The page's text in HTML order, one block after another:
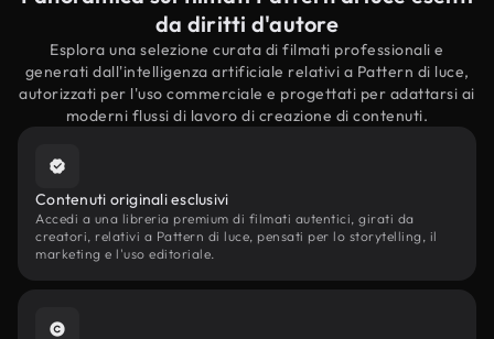
da diritti d'autore
Esplora una selezione curata di filmati professionali e
generati dall'intelligenza artificiale relativi a Pattern di luce,
autorizzati per l'uso commerciale e progettati per adattarsi ai
moderni flussi di lavoro di creazione di contenuti.
Contenuti originali esclusivi
Accedi a una libreria premium di filmati autentici, girati da
creatori, relativi a Pattern di luce, pensati per lo storytelling, il
marketing e l'uso editoriale.